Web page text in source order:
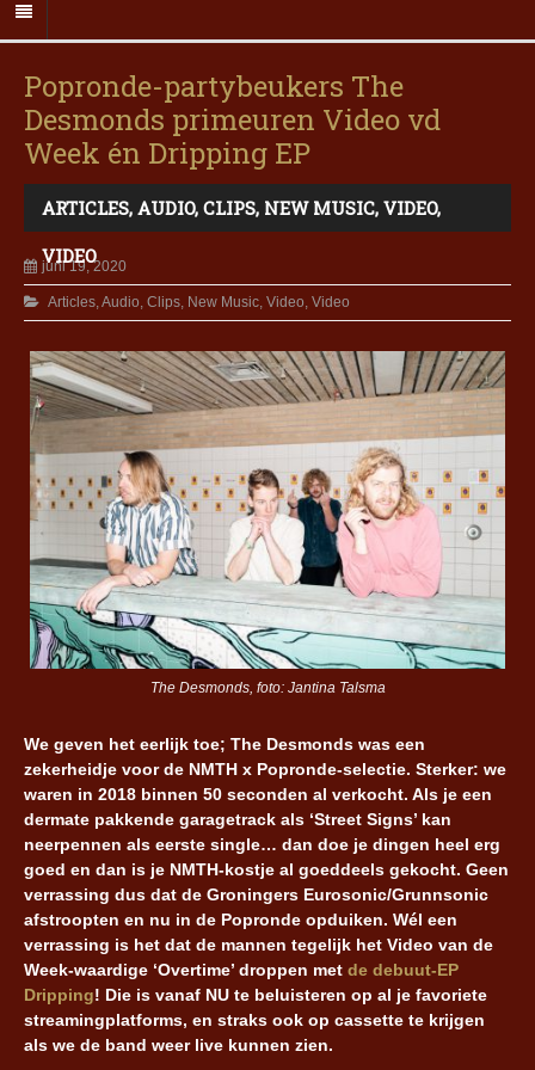
Popronde-partybeukers The
Desmonds primeuren Video vd
Week én Dripping EP
ARTICLES, AUDIO, CLIPS, NEW MUSIC, VIDEO,
VIDEO
juni 19, 2020
Articles,Audio, Clips, New Music, Video, Video
The Desmonds, foto: Jantina Talsma
We geven het eerlijk toe; The Desmonds was een
zekerheidje voor de NMTH x Popronde-selectie. Sterker: we
waren in 2018 binnen 50 seconden al verkocht. Als je een
dermate pakkende garagetrack als ‘Street Signs’ kan
neerpennen als eerste single… dan doe je dingen heel erg
goed en dan is je NMTH-kostje al goeddeels gekocht. Geen
verrassing dus dat de Groningers Eurosonic/Grunnsonic
afstroopten en nu in de Popronde opduiken. Wél een
verrassing is het dat de mannen tegelijk het Video van de
Week-waardige ‘Overtime’ droppen met de debuut-EP
Dripping! Die is vanaf NU te beluisteren op al je favoriete
streamingplatforms, en straks ook op cassette te krijgen
als we de band weer live kunnen zien.